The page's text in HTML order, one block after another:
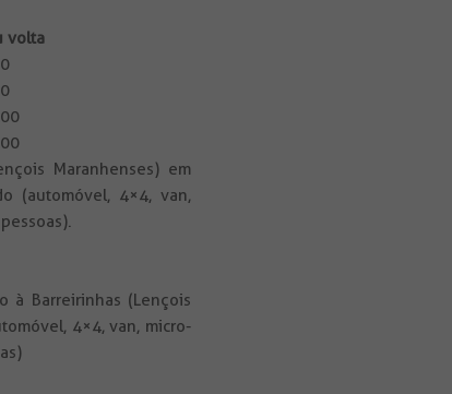
volta
Maranhenses) em
(automóvel, 4×4, van,
à Barreirinhas (Lençois
4×4, van, micro-